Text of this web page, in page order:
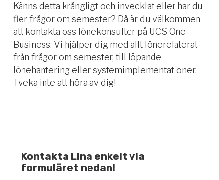
Känns detta krångligt och invecklat eller har du
fler frågor om semester? Då är du välkommen
att kontakta oss lönekonsulter på UCS One
Business. Vi hjälper dig med allt lönerelaterat
från frågor om semester, till löpande
lönehantering eller systemimplementationer.
Tveka inte att höra av dig!
Kontakta Lina enkelt via
formuläret nedan!